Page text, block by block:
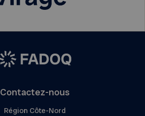
Contactez-nous
Région Côte-Nord